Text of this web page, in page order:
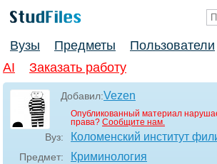
Вузы Предметы Пользователи
AI
Заказать работу
Добавил:Vezen
Опубликованный материал
права? Сообщите нам.
Вуз: Коломенский институт
Предмет: Криминология